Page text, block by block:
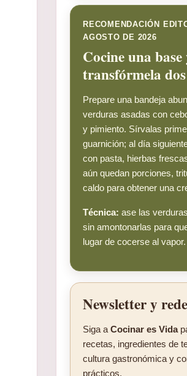
RECOMENDACIÓN
AGOSTO DE 2026
Cocine una base
transfórmela dos
Prepare una bandeja
verduras asadas con
y pimiento. Sírvalas
guarnición; al día
con pasta, hierbas
aún quedan porciones,
caldo para obtener una
Técnica: ase las
sin amontonarlas para
lugar de cocerse al vapor.
Newsletter y
Siga aCocinar es Vida
recetas, ingredientes de
cultura gastronómica y
prácticos.